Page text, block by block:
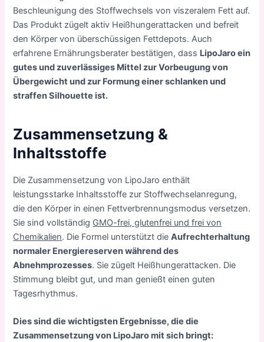
Beschleunigung des Stoffwechsels von viszeralem Fett auf.
Das Produkt zügelt aktiv Heißhungerattacken und befreit
den Körper von überschüssigen Fettdepots. Auch
erfahrene Ernährungsberater bestätigen, dass LipoJaro ein
gutes und zuverlässiges Mittel zur Vorbeugung von
Übergewicht und zur Formung einer schlanken und
straffen Silhouette ist.
Zusammensetzung &
Inhaltsstoffe
Die Zusammensetzung von LipoJaro enthält
leistungsstarke Inhaltsstoffe zur Stoffwechselanregung,
die den Körper in einen Fettverbrennungsmodus versetzen.
Sie sind vollständig GMO-frei, glutenfrei und frei von
Chemikalien. Die Formel unterstützt dieAufrechterhaltung
normaler Energiereserven während des
Abnehmprozesses. Sie zügelt Heißhungerattacken. Die
Stimmung bleibt gut, und man genießt einen guten
Tagesrhythmus.
Dies sind die wichtigsten Ergebnisse, die die
Zusammensetzung von LipoJaro mit sich bringt: